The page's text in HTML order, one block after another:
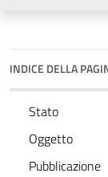
INDICE DELLA
Stato
Oggetto
Pubblicazione